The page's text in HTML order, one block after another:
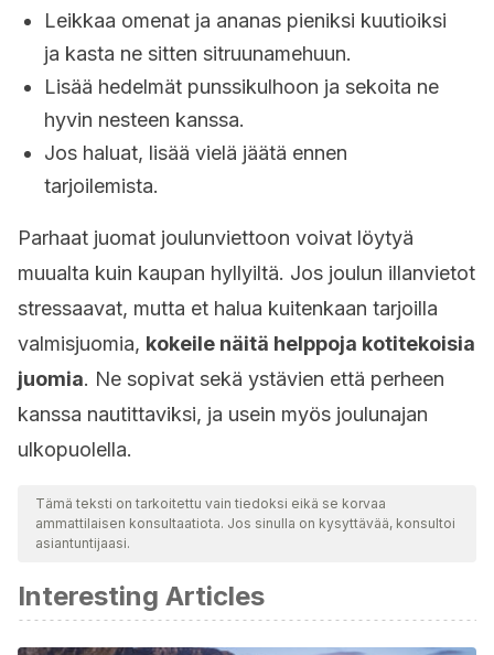
Leikkaa omenat ja ananas pieniksi kuutioiksi
ja kasta ne sitten sitruunamehuun.
Lisää hedelmät punssikulhoon ja sekoita ne
hyvin nesteen kanssa.
Jos haluat, lisää vielä jäätä ennen
tarjoilemista.
Parhaat juomat joulunviettoon voivat löytyä
muualta kuin kaupan hyllyiltä. Jos joulun illanvietot
stressaavat, mutta et halua kuitenkaan tarjoilla
valmisjuomia, kokeile näitä helppoja kotitekoisia
juomia. Ne sopivat sekä ystävien että perheen
kanssa nautittaviksi, ja usein myös joulunajan
ulkopuolella.
Tämä teksti on tarkoitettu vain tiedoksi eikä se korvaa
ammattilaisen konsultaatiota. Jos sinulla on kysyttävää, konsultoi
asiantuntijaasi.
Interesting Articles